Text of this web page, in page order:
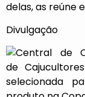
delas, as reúne
Divulgação